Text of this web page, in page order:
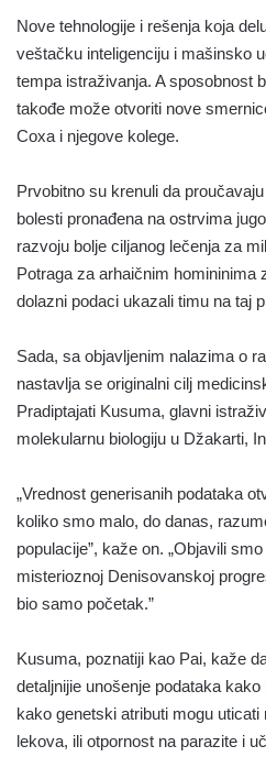
Nove tehnologije i rešenja koja
veštačku inteligenciju i mašinsko
tempa istraživanja. A sposobnost
takođe može otvoriti nove
Coxa i njegove kolege.
Prvobitno su krenuli da
bolesti pronađena na ostrvima
razvoju bolje ciljanog lečenja za
Potraga za arhaičnim homininima
dolazni podaci ukazali timu na taj
Sada, sa objavljenim nalazima o
nastavlja se originalni cilj
Pradiptajati Kusuma, glavni
molekularnu biologiju u Džakarti,
„Vrednost generisanih podataka
koliko smo malo, do danas,
populacije”, kaže on. „Objavili
misterioznoj Denisovanskoj
bio samo početak.”
Kusuma, poznatiji kao Pai, kaže
detaljnijie unošenje podataka
kako genetski atributi mogu
lekova, ili otpornost na parazite i